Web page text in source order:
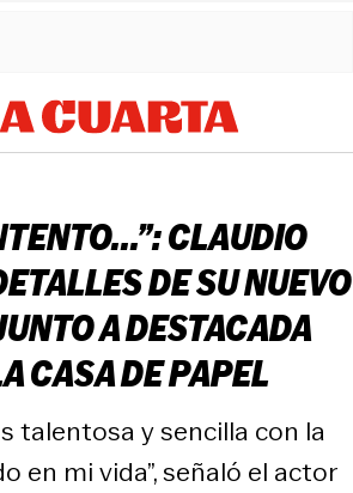
CLAUDIO
DE SU NUEVO
A DESTACADA
CASA DE PAPEL
talentosa y sencilla con la
en mi vida”, señaló el actor